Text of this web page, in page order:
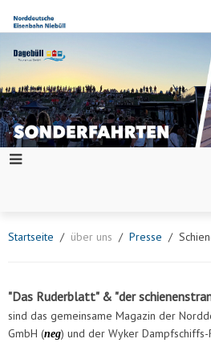
Startseite über uns Presse
"Das Ruderblatt" & "der
sind das gemeinsame Magazin der
GmbH (neg) und der Wyker